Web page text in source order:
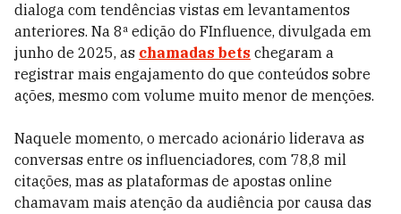
dialoga com tendências vistas em levantamentos
anteriores. Na 8ª edição do FInfluence, divulgada em
junho de 2025, as chamadas bets chegaram a
registrar mais engajamento do que conteúdos sobre
ações, mesmo com volume muito menor de menções.
Naquele momento, o mercado acionário liderava as
conversas entre os influenciadores, com 78,8 mil
citações, mas as plataformas de apostas online
chamavam mais atenção da audiência por causa das